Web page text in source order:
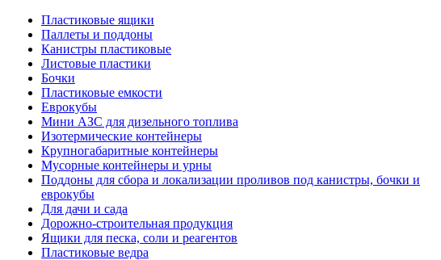
Пластиковые ящики
Паллеты и поддоны
Канистры пластиковые
Листовые пластики
Бочки
Пластиковые емкости
Еврокубы
Мини АЗС для дизельного топлива
Изотермические контейнеры
Крупногабаритные контейнеры
Мусорные контейнеры и урны
Поддоны для сбора и локализации проливов под канистры, бочки и
еврокубы
Для дачи и сада
Дорожно-строительная продукция
Ящики для песка, соли и реагентов
Пластиковые ведра